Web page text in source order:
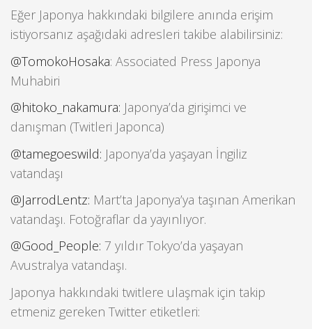
Eğer Japonya hakkındaki bilgilere anında erişim
istiyorsanız aşağıdaki adresleri takibe alabilirsiniz:
@TomokoHosaka: Associated Press Japonya
Muhabiri
@hitoko_nakamura: Japonya’da girişimci ve
danışman (Twitleri Japonca)
@tamegoeswild: Japonya’da yaşayan İngiliz
vatandaşı
@JarrodLentz: Mart’ta Japonya’ya taşınan Amerikan
vatandaşı. Fotoğraflar da yayınlıyor.
@Good_People: 7 yıldır Tokyo’da yaşayan
Avustralya vatandaşı.
Japonya hakkındaki twitlere ulaşmak için takip
etmeniz gereken Twitter etiketleri: